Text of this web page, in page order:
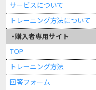
サービスについて
トレーニング方法について
購入者専用サイト
TOP
トレーニング方法
回答フォーム